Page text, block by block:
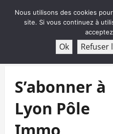
S’abonner à
Lyon Pôle
Nous utilisons des cookies
site. Si vous continuez à
Ok Refuser